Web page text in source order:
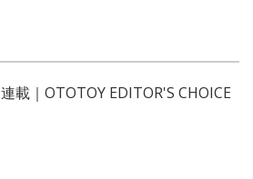
連載｜OTOTOY EDITOR'S CHOICE